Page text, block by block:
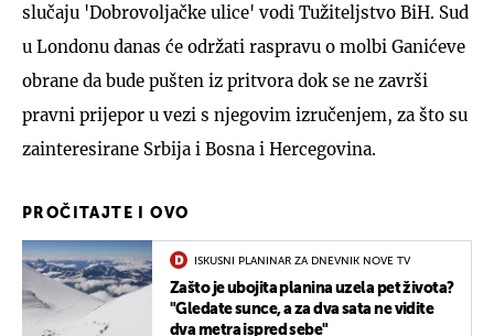
slučaju 'Dobrovoljačke ulice' vodi Tužiteljstvo BiH. Sud
u Londonu danas će održati raspravu o molbi Ganićeve
obrane da bude pušten iz pritvora dok se ne završi
pravni prijepor u vezi s njegovim izručenjem, za što su
zainteresirane Srbija i Bosna i Hercegovina.
PROČITAJTE I OVO
ISKUSNI PLANINAR ZA DNEVNIK NOVE TV
Zašto je ubojita planina uzela pet života?
"Gledate sunce, a za dva sata ne vidite
dva metra ispred sebe"